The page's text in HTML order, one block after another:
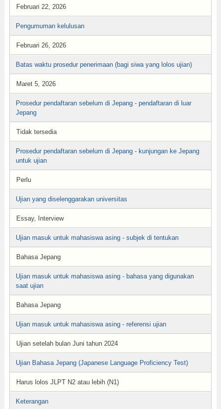
Februari 22, 2026
Pengumuman kelulusan
Februari 26, 2026
Batas waktu prosedur penerimaan (bagi siwa yang lolos ujian)
Maret 5, 2026
Prosedur pendaftaran sebelum di Jepang - pendaftaran di luar
Jepang
Tidak tersedia
Prosedur pendaftaran sebelum di Jepang - kunjungan ke Jepang
untuk ujian
Perlu
Ujian yang diselenggarakan universitas
Essay, Interview
Ujian masuk untuk mahasiswa asing - subjek di tentukan
Bahasa Jepang
Ujian masuk untuk mahasiswa asing - bahasa yang digunakan
saat ujian
Bahasa Jepang
Ujian masuk untuk mahasiswa asing - referensi ujian
Ujian setelah bulan Juni tahun 2024
Ujian Bahasa Jepang (Japanese Language Proficiency Test)
Harus lolos JLPT N2 atau lebih (N1)
Keterangan